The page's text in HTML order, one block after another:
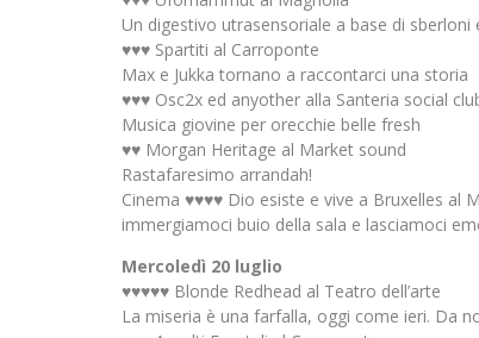
Un digestivo utrasensoriale a base di sberloni
♥♥♥ Spartiti al Carroponte
Max e Jukka tornano a raccontarci una storia
♥♥♥ Osc2x ed anyother alla Santeria social
Musica giovine per orecchie belle fresh
♥♥ Morgan Heritage al Market sound
Rastafaresimo arrandah!
Cinema ♥♥♥♥ Dio esiste e vive a Bruxelles al
immergiamoci buio della sala e lasciamoci
Mercoledì 20 luglio
♥♥♥♥♥ Blonde Redhead al Teatro dell’arte
La miseria è una farfalla, oggi come ieri. Da